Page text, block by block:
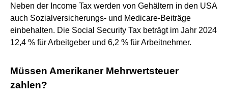
Neben der Income Tax werden von Gehältern in den USA
auch Sozialversicherungs- und Medicare-Beiträge
einbehalten. Die Social Security Tax beträgt im Jahr 2024
12,4 % für Arbeitgeber und 6,2 % für Arbeitnehmer.
Müssen Amerikaner Mehrwertsteuer
zahlen?